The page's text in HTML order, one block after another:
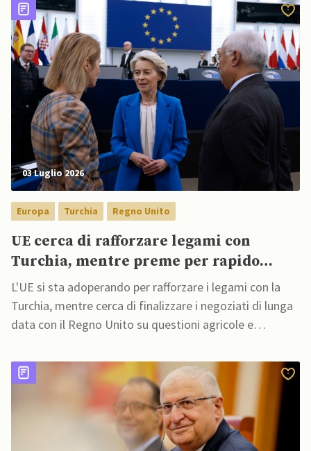
03 Luglio 2026
Europa Turchia Regno Unito
UE cerca di rafforzare legami con
Turchia, mentre preme per rapido
accordo con UK post Starmer
L'UE si sta adoperando per rafforzare i legami con la
Turchia, mentre cerca di finalizzare i negoziati di lunga
data con il Regno Unito su questioni agricole e